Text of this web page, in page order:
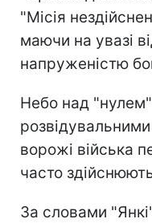
"Місія
маючи на увазі
напруженістю
Небо над
ворожі війська
часто
За словами